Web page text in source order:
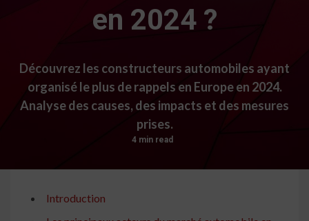
en 2024 ?
Découvrez les constructeurs automobiles ayant
organisé le plus de rappels en Europe en 2024.
Analyse des causes, des impacts et des mesures
prises.
4 min read
Introduction